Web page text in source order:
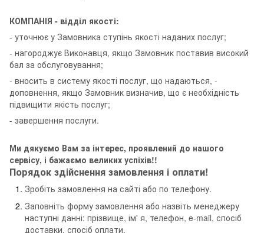
КОМПАНІЯ - відділ якості:
- уточнює у Замовника ступінь якості наданих послуг;
- нагороджує Виконавця, якщо Замовник поставив високий
бал за обслуговування;
- вносить в систему якості послуг, що надаються, -
доповнення, якщо Замовник визначив, що є необхідність
підвищити якість послуг;
- завершення послуги.
Ми дякуємо Вам за інтерес, проявлений до нашого
сервісу, і бажаємо великих успіхів!!
Порядок здійснення замовлення і оплати!
Зробіть замовлення на сайті або по телефону.
Заповніть форму замовлення або назвіть менеджеру
наступні данні: прізвище, ім' я, телефон, e-mail, спосіб
доставки, спосіб оплати.